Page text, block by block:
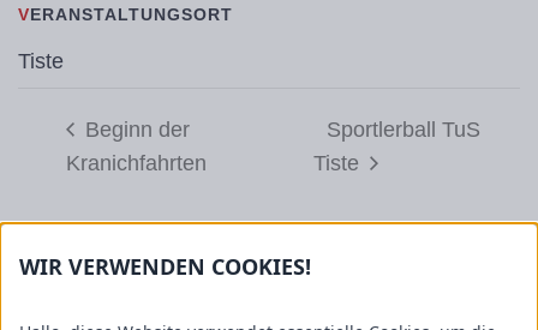
VERANSTALTUNGSORT
Tiste
Beginn der
Kranichfahrten
Sportlerball TuS
Tiste
Informationen
WIR VERWENDEN COOKIES!